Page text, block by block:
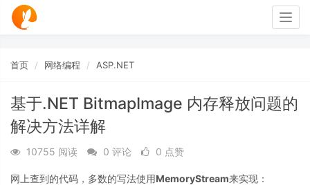
首页 网络编程 ASP.NET
基于.NET BitmapImage 内存释放问题的
解决方法详解
10755 阅读 0 评论 0 点赞
网上查到的代码，多数的写法使用MemoryStream来实现：